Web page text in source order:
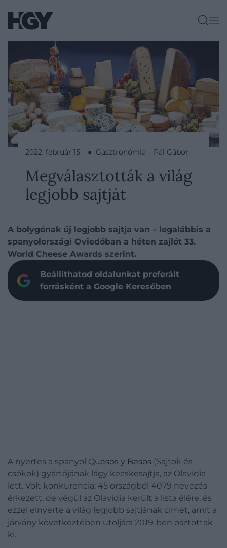
2022. február 15. ● Gasztronómia Pál Gábor
Megválasztották a világ
legjobb sajtját
A bolygónak új legjobb sajtja van – legalábbis a
spanyolországi Oviedóban a héten zajlót 33.
World Cheese Awards szerint.
Beállíthatod oldalunkat preferált
forrásként a Google Keresőben
A nyertes a spanyol Quesos y Besos (Sajtok és
csókok) gyártójának lágy kecskesajtja, az Olavidia
lett. Volt konkurencia: 45 országból 4079 nevezés
érkezett, de végül az Olavidia került a lista élére, és
ezzel elnyerte a világ legjobb sajtjának címét, amit a
járvány következtében utoljára 2019-ben osztottak
ki.